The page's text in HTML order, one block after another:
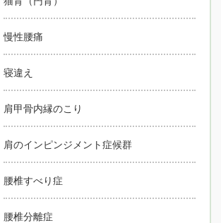
慢性腰痛
寝違え
肩甲骨内縁のこり
肩のインピンジメント症候群
腰椎すべり症
腰椎分離症